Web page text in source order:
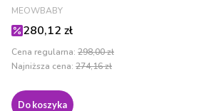
PRODUCENT
MEOWBABY
Cena promocyjna
280,12 zł
Cena regularna: 298,00 zł
Najniższa cena: 274,16 zł
Do koszyka